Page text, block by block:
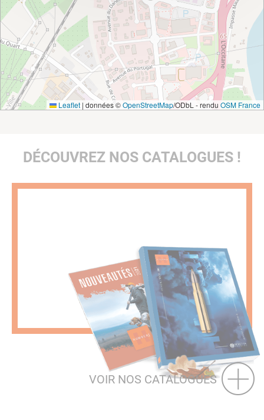
Leaflet | données ©OpenStreetMap/ODbL - rendu OSM France
DÉCOUVREZ NOS CATALOGUES !
VOIR NOS CATALOGUES